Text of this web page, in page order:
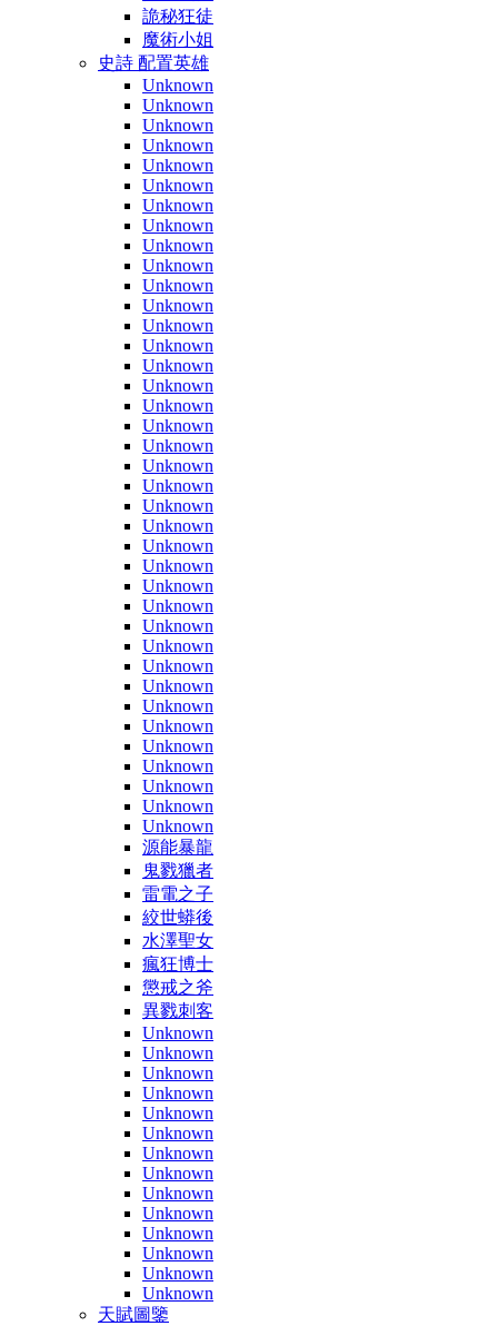
詭秘狂徒
魔術小姐
史詩 配置英雄
Unknown
Unknown
Unknown
Unknown
Unknown
Unknown
Unknown
Unknown
Unknown
Unknown
Unknown
Unknown
Unknown
Unknown
Unknown
Unknown
Unknown
Unknown
Unknown
Unknown
Unknown
Unknown
Unknown
Unknown
Unknown
Unknown
Unknown
Unknown
Unknown
Unknown
Unknown
Unknown
Unknown
Unknown
Unknown
Unknown
Unknown
Unknown
源能暴龍
鬼戮獵者
雷電之子
絞世蟒後
水澤聖女
瘋狂博士
懲戒之斧
異戮刺客
Unknown
Unknown
Unknown
Unknown
Unknown
Unknown
Unknown
Unknown
Unknown
Unknown
Unknown
Unknown
Unknown
Unknown
天賦圖鑒